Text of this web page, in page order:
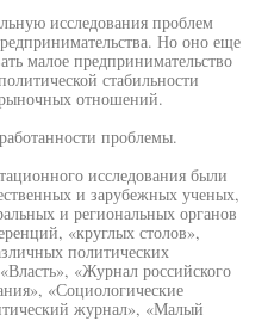
исследования проблем
Но оно еще
малое предпринимательство
стабильности
отношений.
проблемы.
исследования были
и зарубежных ученых,
и региональных органов
«круглых столов»,
политических
«Журнал российского
«Социологические
журнал», «Малый